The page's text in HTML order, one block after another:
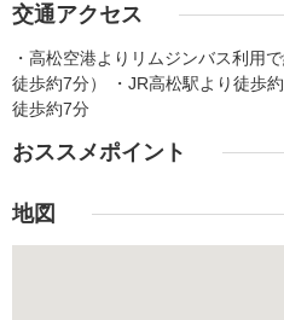
交通アクセス
・高松空港よりリムジンバス利用
徒歩約7分） ・JR高松駅より徒歩
徒歩約7分
おススメポイント
地図